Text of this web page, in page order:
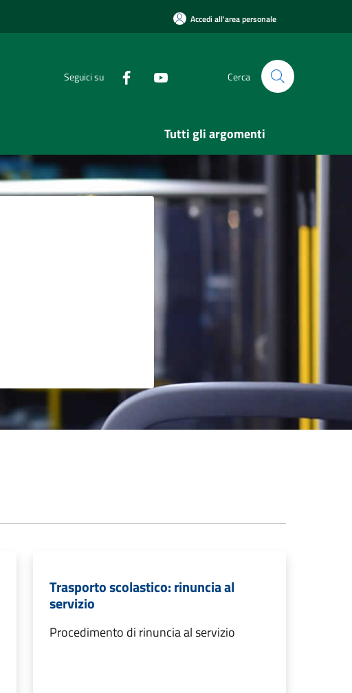
Accedi all'area personale
Seguici su Cerca
Tutti gli argomenti
Trasporto scolastico: rinuncia al
servizio
Procedimento di rinuncia al servizio